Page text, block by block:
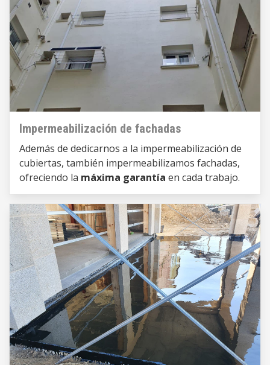
Impermeabilización de fachadas
Además de dedicarnos a la impermeabilización de
cubiertas, también impermeabilizamos fachadas,
ofreciendo la máxima garantía en cada trabajo.